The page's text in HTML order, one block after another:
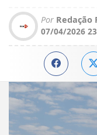
Por Redação
07/04/2026